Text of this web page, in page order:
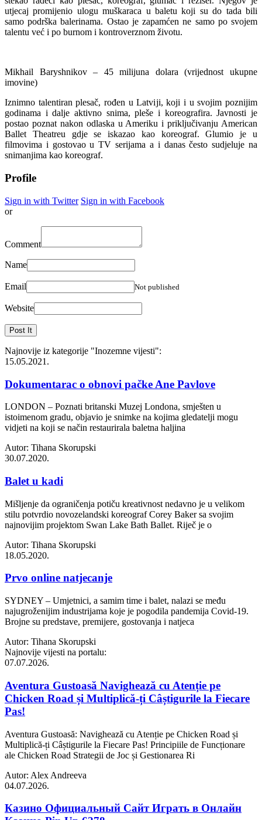
utjecaj promijenio ulogu muškaraca u baletu koji su do tada bili
samo podrška balerinama. Ostao je zapamćen ne samo po svojem
talentu već i po burnom i kontroverznom životu.
Mikhail Baryshnikov – 45 milijuna dolara (vrijednost ukupne
imovine)
Iznimno talentiran plesač, rođen u Latviji, koji i u svojim poznijim
godinama i dalje aktivno snima, pleše i koreografira. Javnosti je
postao poznat nakon odlaska u Ameriku i priključivanju American
Ballet Theatreu gdje se iskazao kao koreograf. Glumio je u
filmovima i gostovao u TV serijama a i danas često sudjeluje na
snimanjima kao koreograf.
Profile
Sign in with Twitter Sign in with Facebook
or
Comment
Name
Email Not published
Website
Najnovije iz kategorije "Inozemne vijesti":
15.05.2021.
Dokumentarac o obnovi pačke Ane Pavlove
LONDON – Poznati britanski Muzej Londona, smješten u
istoimenom gradu, objavio je snimke na kojima gledatelji mogu
vidjeti na koji se način restaurirala baletna haljina
Autor: Tihana Skorupski
30.07.2020.
Balet u kadi
Mišljenje da ograničenja potiču kreativnost nedavno je u velikom
stilu potvrdio novozelandski koreograf Corey Baker sa svojim
najnovijim projektom Swan Lake Bath Ballet. Riječ je o
Autor: Tihana Skorupski
18.05.2020.
Prvo online natjecanje
SYDNEY – Umjetnici, a samim time i balet, nalazi se među
najugroženijim industrijama koje je pogodila pandemija Covid-19.
Brojne su predstave, premijere, gostovanja i natjeca
Autor: Tihana Skorupski
Najnovije vijesti na portalu:
07.07.2026.
Aventura Gustoasă Navighează cu Atenție pe
Chicken Road și Multiplică-ți Câștigurile la Fiecare
Pas!
Aventura Gustoasă: Navighează cu Atenție pe Chicken Road și
Multiplică-ți Câștigurile la Fiecare Pas! Principiile de Funcționare
ale Chicken Road Strategii de Joc și Gestionarea Ri
Autor: Alex Andreeva
04.07.2026.
Казино Официальный Сайт Играть в Онлайн